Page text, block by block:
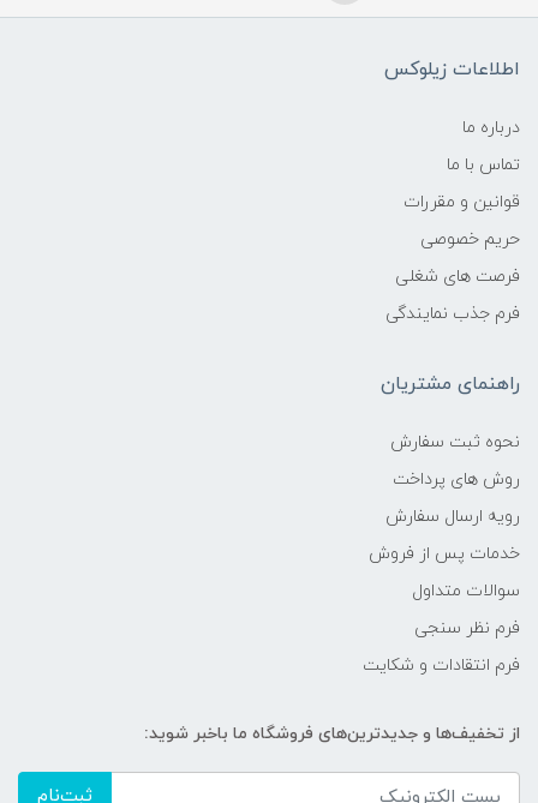
اطلاعات زیلوکس
درباره ما
تماس با ما
قوانین و مقررات
حریم خصوصی
فرصت های شغلی
فرم جذب نمایندگی
راهنمای مشتریان
نحوه ثبت سفارش
روش های پرداخت
رویه ارسال سفارش
خدمات پس از فروش
سوالات متداول
فرم نظر سنجی
فرم انتقادات و شکایت
از تخفیف‌ها و جدیدترین‌های فروشگاه ما باخبر شوید:
ثبت‌نام